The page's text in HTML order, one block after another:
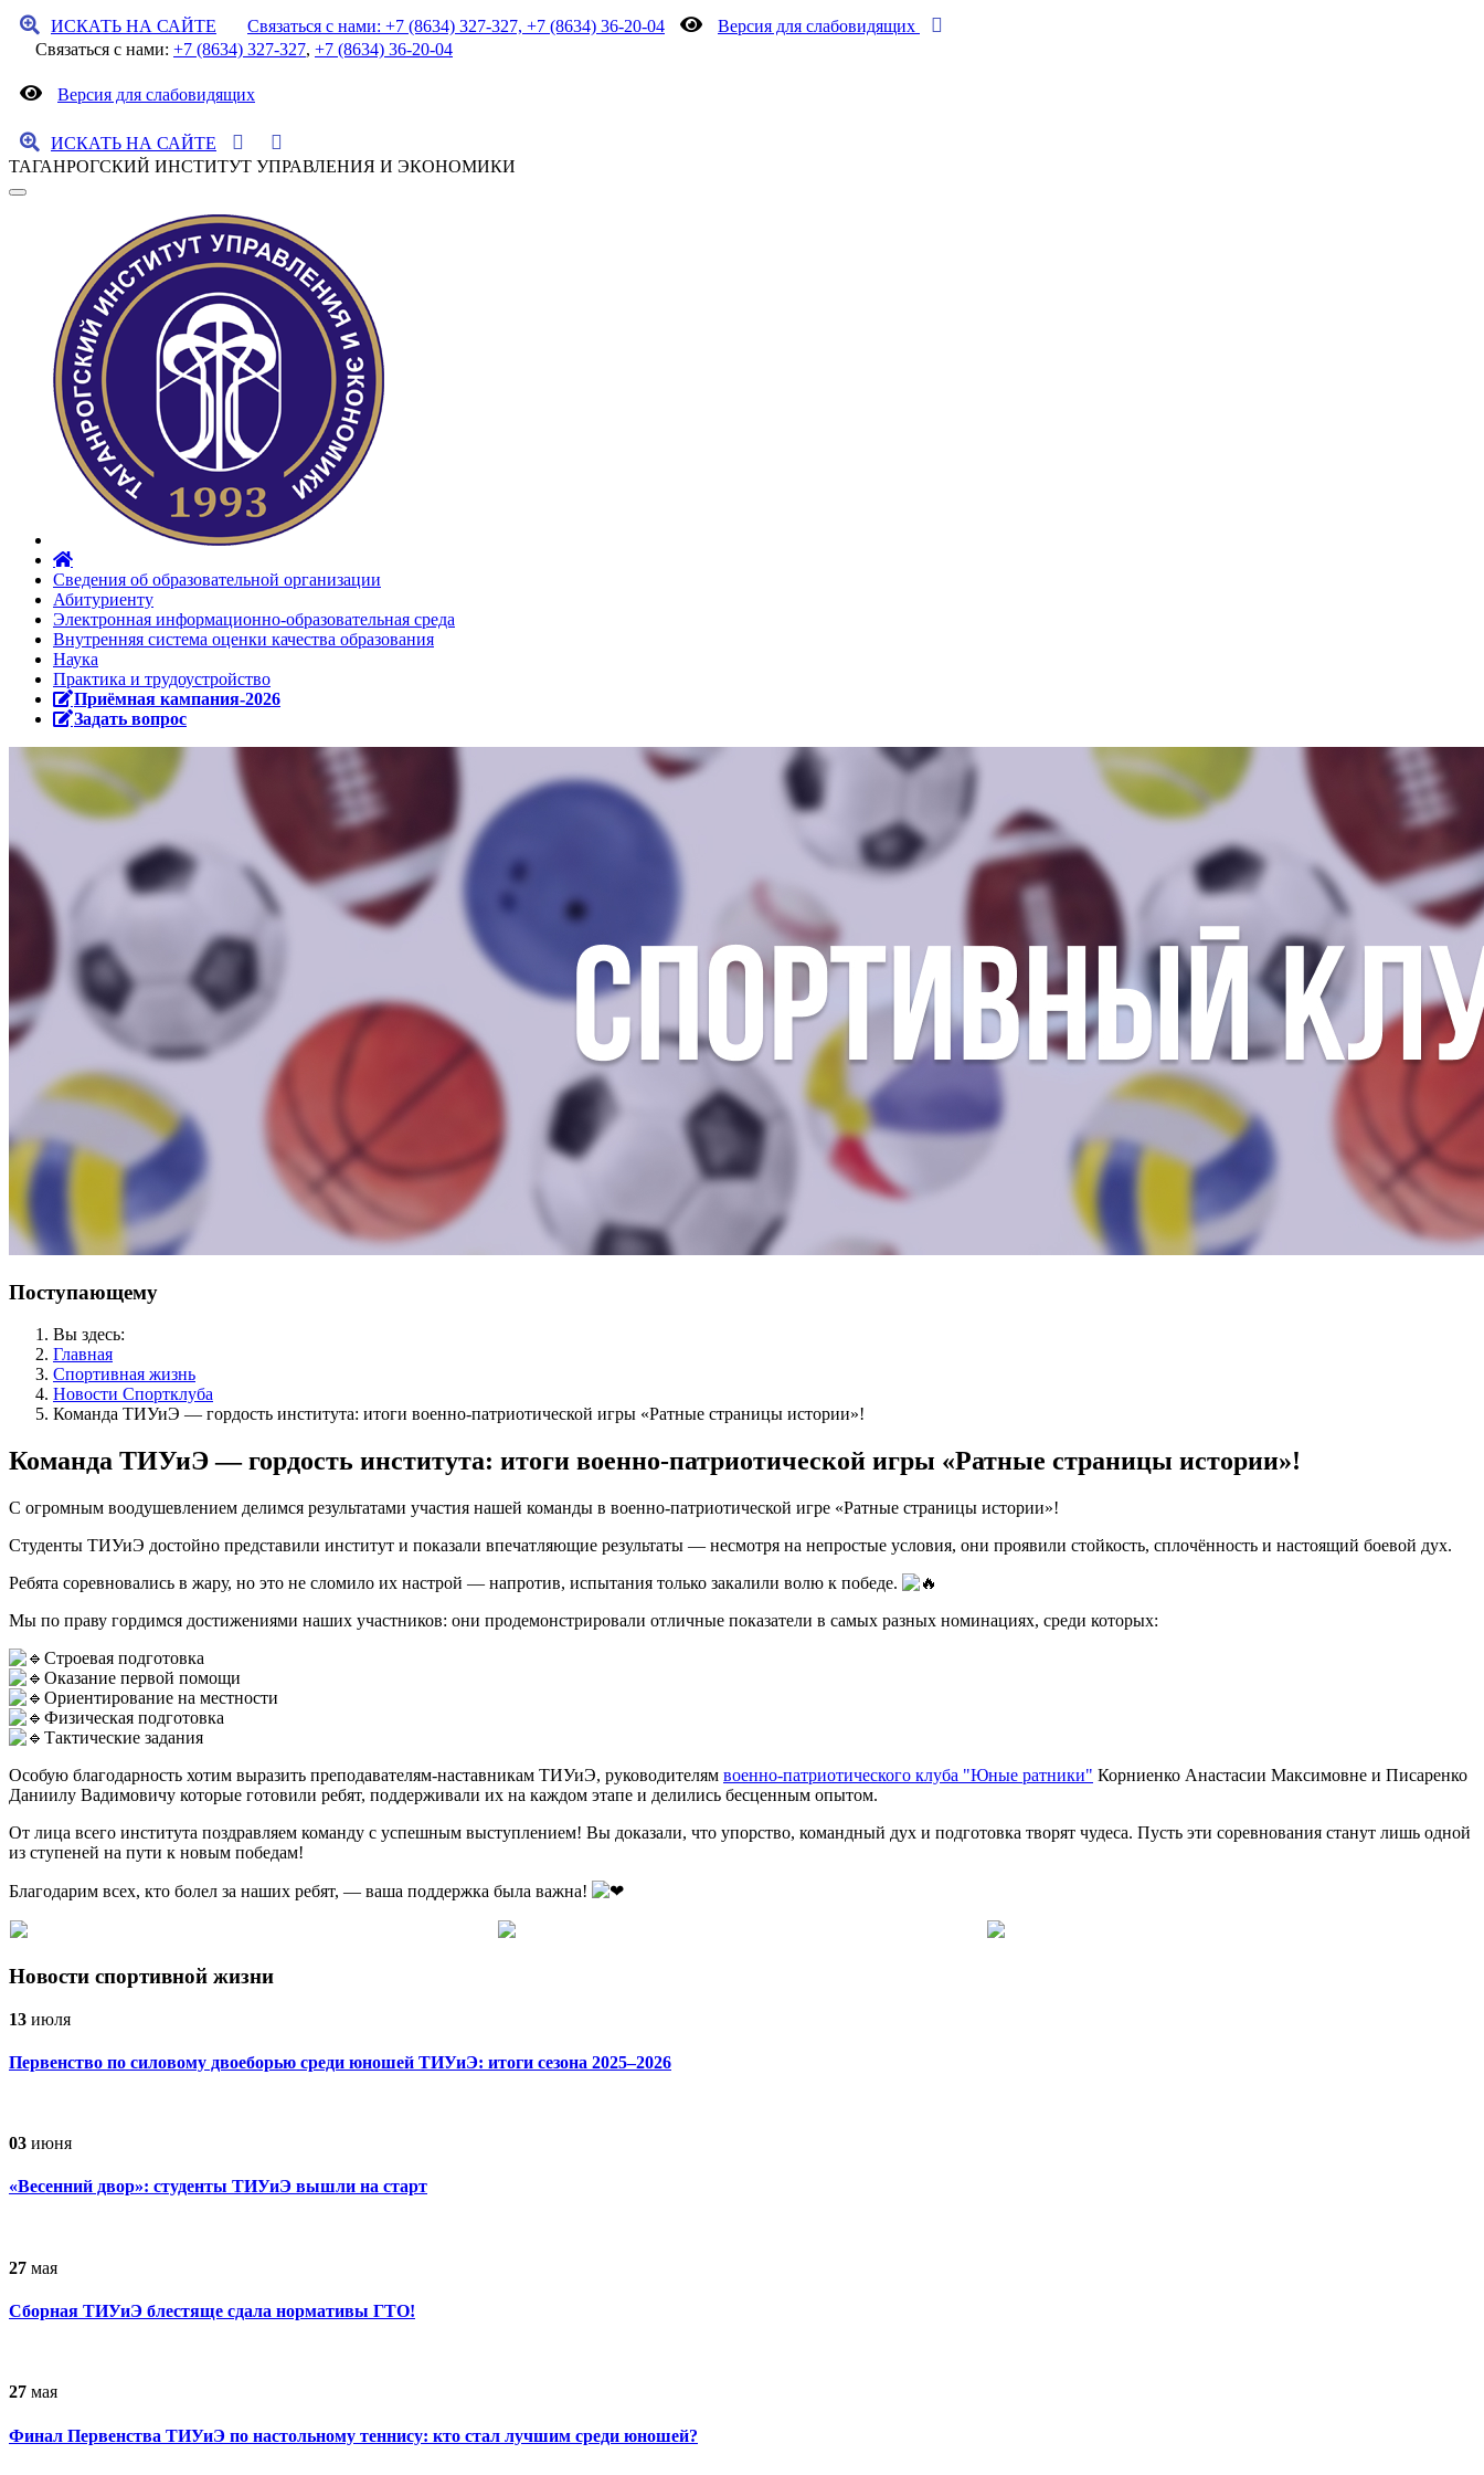
ИСКАТЬ НА САЙТЕ Связаться с нами: +7 (8634) 327-327, +7 (8634) 36-20-04
Версия для слабовидящих
Связаться с нами: +7 (8634) 327-327, +7 (8634) 36-20-04
Версия для слабовидящих
ИСКАТЬ НА САЙТЕ
ТАГАНРОГСКИЙ ИНСТИТУТ УПРАВЛЕНИЯ И ЭКОНОМИКИ
Сведения об образовательной организации
Абитуриенту
Электронная информационно-образовательная среда
Внутренняя система оценки качества образования
Наука
Практика и трудоустройство
Приёмная кампания-2026
Задать вопрос
Поступающему
Вы здесь:
Главная
Спортивная жизнь
Новости Спортклуба
Команда ТИУиЭ — гордость института: итоги военно‑патриотической игры «Ратные страницы истории»!
Команда ТИУиЭ — гордость института: итоги военно‑патриотической игры «Ратные страницы истории»!
С огромным воодушевлением делимся результатами участия нашей команды в военно‑патриотической игре «Ратные страницы истории»!
Студенты ТИУиЭ достойно представили институт и показали впечатляющие результаты — несмотря на непростые условия, они проявили стойкость, сплочённость и настоящий боевой дух.
Ребята соревновались в жару, но это не сломило их настрой — напротив, испытания только закалили волю к победе.
Мы по праву гордимся достижениями наших участников: они продемонстрировали отличные показатели в самых разных номинациях, среди которых:
Строевая подготовка
Оказание первой помощи
Ориентирование на местности
Физическая подготовка
Тактические задания
Особую благодарность хотим выразить преподавателям-наставникам ТИУиЭ, руководителям военно-патриотического клуба "Юные ратники" Корниенко Анастасии Максимовне и Писаренко
Даниилу Вадимовичу которые готовили ребят, поддерживали их на каждом этапе и делились бесценным опытом.
От лица всего института поздравляем команду с успешным выступлением! Вы доказали, что упорство, командный дух и подготовка творят чудеса. Пусть эти соревнования станут лишь одной
из ступеней на пути к новым победам!
Благодарим всех, кто болел за наших ребят, — ваша поддержка была важна!
Новости спортивной жизни
13 июля
Первенство по силовому двоеборью среди юношей ТИУиЭ: итоги сезона 2025–2026
03 июня
«Весенний двор»: студенты ТИУиЭ вышли на старт
27 мая
Сборная ТИУиЭ блестяще сдала нормативы ГТО!
27 мая
Финал Первенства ТИУиЭ по настольному теннису: кто стал лучшим среди юношей?